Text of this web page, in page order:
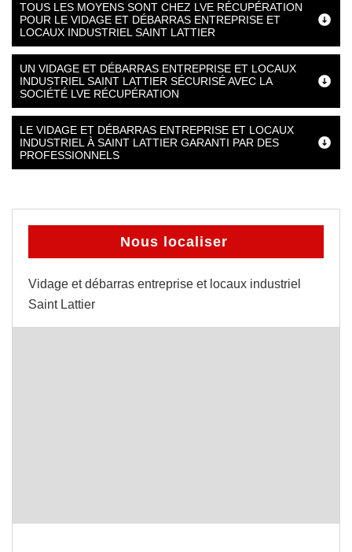
TOUS LES MOYENS SONT CHEZ LVE RÉCUPÉRATION
POUR LE VIDAGE ET DÉBARRAS ENTREPRISE ET
LOCAUX INDUSTRIEL SAINT LATTIER
UN VIDAGE ET DÉBARRAS ENTREPRISE ET LOCAUX
INDUSTRIEL SAINT LATTIER SÉCURISÉ AVEC LA
SOCIÉTÉ LVE RÉCUPÉRATION
LE VIDAGE ET DÉBARRAS ENTREPRISE ET LOCAUX
INDUSTRIEL À SAINT LATTIER GARANTI PAR DES
PROFESSIONNELS
Nous localiser
Vidage et débarras entreprise et locaux industriel
Saint Lattier